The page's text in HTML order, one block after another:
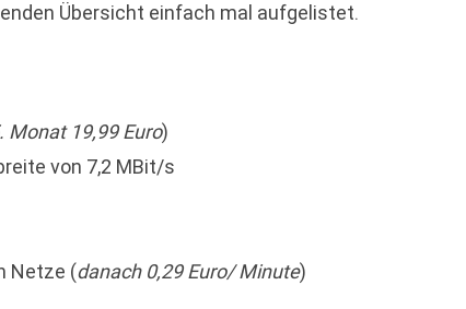
Übersicht einfach mal aufgelistet.
Monat 19,99 Euro)
von 7,2 MBit/s
Netze (danach 0,29 Euro/ Minute)